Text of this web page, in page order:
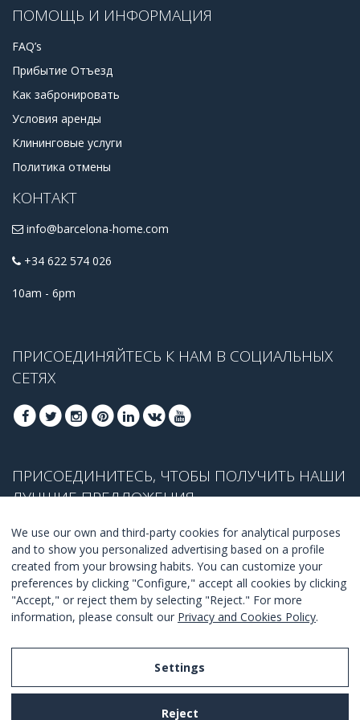
ПОМОЩЬ И ИНФОРМАЦИЯ
FAQ’s
Прибытие Отъезд
Как забронировать
Условия аренды
Клининговые услуги
Политика отмены
КОНТАКТ
info@barcelona-home.com
+34 622 574 026
10am - 6pm
ПРИСОЕДИНЯЙТЕСЬ К НАМ В СОЦИАЛЬНЫХ
СЕТЯХ
ПРИСОЕДИНИТЕСЬ, ЧТОБЫ ПОЛУЧИТЬ НАШИ
ЛУЧШИЕ ПРЕДЛОЖЕНИЯ
ПРИСОЕДЕНИТЬСЯ
Я согласен справилами и условиями.
We use our own and third-party cookies for analytical purposes
and to show you personalized advertising based on a profile
created from your browsing habits. You can customize your
preferences by clicking "Configure," accept all cookies by clicking
"Accept," or reject them by selecting "Reject." For more
information, please consult our Privacy and Cookies Policy.
Settings
Reject
Legal Notice
Privacy and Cookies Policy